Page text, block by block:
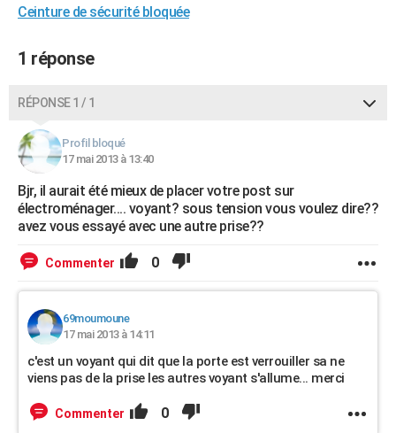
BONS PLANS
CARTE DE VOEUX
COPAINS D'AVANT
S'inscrire
Se connecter
Lycées
Collèges
Primaires
Universités
Entreprises
Service militaire
Avis de recherche
AVIS DE DÉCÈS
FORUM
Bricolage
Lifestyle
Culture
Sport
Auto
Television
Voyage
Cinema
Ceinture de sécurité bloquée
1 réponse
RÉPONSE 1 / 1
Profil bloqué
17 mai 2013 à 13:40
Bjr, il aurait été mieux de placer votre post sur
électroménager.... voyant? sous tension vous voulez dire??
avez vous essayé avec une autre prise??
Commenter 0
69moumoune
17 mai 2013 à 14:11
c'est un voyant qui dit que la porte est verrouiller sa ne
viens pas de la prise les autres voyant s'allume... merci
Commenter 0